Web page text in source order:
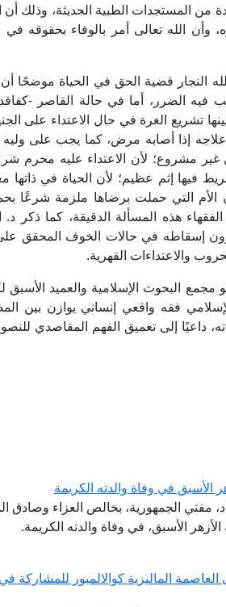
من المستجدات الطبية الحديثة، وذلك
الله تعالى أمر بالوفاء بحقوقه في
النجار قضية الحق في الحياة موضحًا
فيه الضرر، أما في حالة القاصر -
تشريع الغرة في حال الاعتداء على
إذا أصابه مرض، كما يجب على
مشروع؛ لأن الاعتداء عليه محرم
فيها إثم عظيم؛ لأن الحياة في
التي حملت برضاها ملزمة شرعًا
هذه المسألة الدقيقة، كما ذكر د.
إسقاطه في حالات الخوف المحقق
والاعتداءات القهرية.
مجمع البحوث الإسلامية والعميد الأسبق
فقه واقعي إنساني يوازن بين
داعيًا إلى تعميق الفهم المقاصدي
في وفاة والدته الكريمة
مفتي الجمهورية، بخالص العزاء وصادق
الأسبق، في وفاة والدته الكريمة.
الماليزية كوالالمبور للمشاركة في